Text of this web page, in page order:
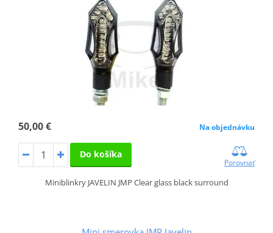
50,00 € Na objednávku
Do košíka
Porovnať
Miniblinkry JAVELIN JMP Clear glass black surround